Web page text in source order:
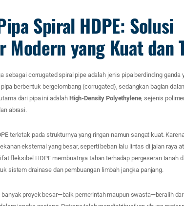
Spiral HDPE: Solusi
yang Kuat dan
sebagai corrugated spiral pipe adalah jenis pipa berdinding ganda
berbentuk bergelombang (corrugated), sedangkan bagian
dari pipa ini adalahHigh-Density Polyethylene, sejenis
abrasi.
terletak pada strukturnya yang ringan namun sangat kuat.
eksternal yang besar, seperti beban lalu lintas di jalan raya
fleksibel HDPE membuatnya tahan terhadap pergeseran tanah
sistem drainase dan pembuangan limbah jangka panjang.
banyak proyek besar—baik pemerintah maupun swasta—beralih